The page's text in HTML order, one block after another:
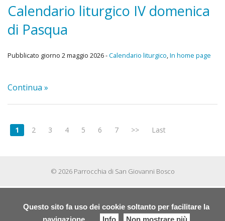
Questo sito fa uso dei cookie soltanto per facilitare la
navigazione
Info Non mostrare più
Calendario liturgico IV domenica
di Pasqua
Pubblicato giorno 2 maggio 2026 -Calendario liturgico,In home page
Continua »
1 2 3 4 5 6 7 >> Last
© 2026 Parrocchia di San Giovanni Bosco